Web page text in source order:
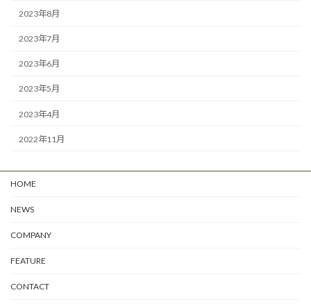
2023年8月
2023年7月
2023年6月
2023年5月
2023年4月
2022年11月
HOME
NEWS
COMPANY
FEATURE
CONTACT